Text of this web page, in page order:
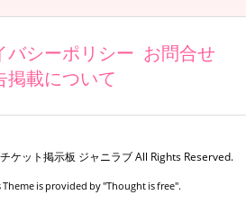
バシーポリシー お問合せ
掲載について
ケット掲示板 ジャニラブAll Rights Reserved.
is provided by "Thought is free".